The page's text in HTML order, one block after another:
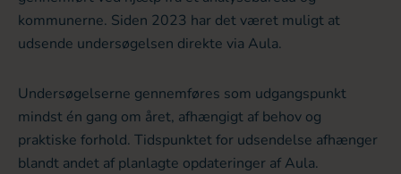
kommunerne. Siden 2023 har det været muligt at
udsende undersøgelsen direkte via Aula.
Undersøgelserne gennemføres som udgangspunkt
mindst én gang om året, afhængigt af behov og
praktiske forhold. Tidspunktet for udsendelse afhænger
blandt andet af planlagte opdateringer af Aula.